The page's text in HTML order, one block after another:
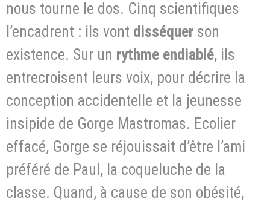
nous tourne le dos. Cinq scientifiques
l’encadrent : ils vont disséquer son
existence. Sur un rythme endiablé, ils
entrecroisent leurs voix, pour décrire la
conception accidentelle et la jeunesse
insipide de Gorge Mastromas. Ecolier
effacé, Gorge se réjouissait d’être l’ami
préféré de Paul, la coqueluche de la
classe. Quand, à cause de son obésité,